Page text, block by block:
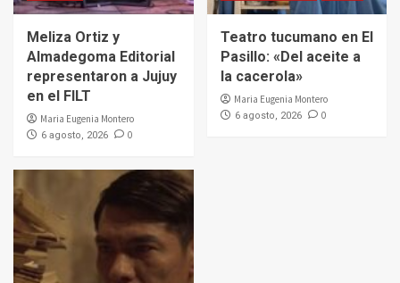
Meliza Ortiz y
Almadegoma Editorial
representaron a Jujuy
en el FILT
Maria Eugenia Montero
6 agosto, 2026 0
Teatro tucumano en El
Pasillo: «Del aceite a
la cacerola»
Maria Eugenia Montero
6 agosto, 2026 0